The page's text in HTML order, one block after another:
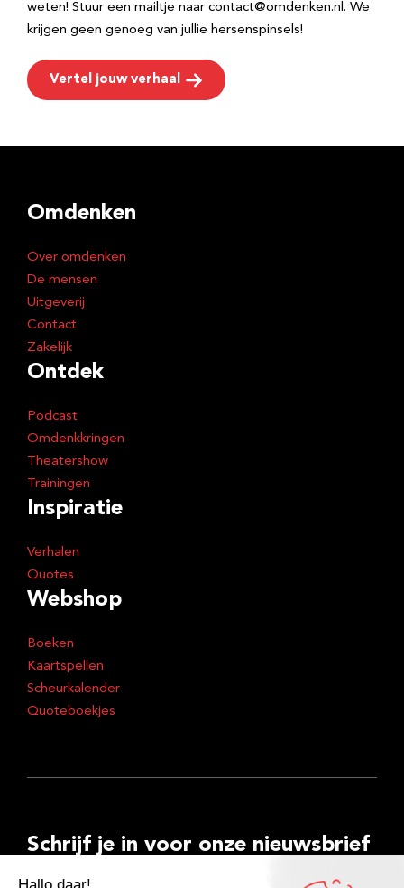
weten! Stuur een mailtje naar contact@omdenken.nl. We
krijgen geen genoeg van jullie hersenspinsels!
Vertel jouw verhaal
Omdenken
Over omdenken
De mensen
Uitgeverij
Contact
Zakelijk
Ontdek
Podcast
Omdenkkringen
Theatershow
Trainingen
Inspiratie
Verhalen
Quotes
Webshop
Boeken
Kaartspellen
Scheurkalender
Quoteboekjes
Schrijf je in voor onze nieuwsbrief